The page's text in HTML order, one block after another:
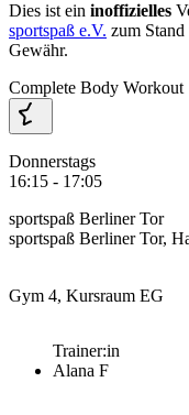
Dies ist ein inoffizielles
sportspaß e.V. zum
Gewähr.
Complete Body Workout
Donnerstags
16:15 - 17:05
sportspaß Berliner Tor
sportspaß Berliner Tor,
Gym 4, Kursraum EG
Trainer:in
Alana F